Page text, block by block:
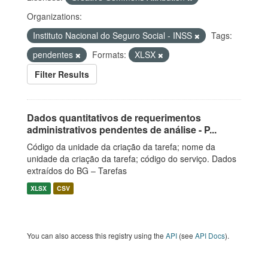
Organizations:
Instituto Nacional do Seguro Social - INSS
Tags:
pendentes
Formats:
XLSX
Filter Results
Dados quantitativos de requerimentos
administrativos pendentes de análise - P...
Código da unidade da criação da tarefa; nome da
unidade da criação da tarefa; código do serviço. Dados
extraídos do BG – Tarefas
XLSX CSV
You can also access this registry using the API (see API Docs).